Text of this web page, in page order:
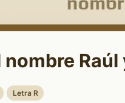
Letra R